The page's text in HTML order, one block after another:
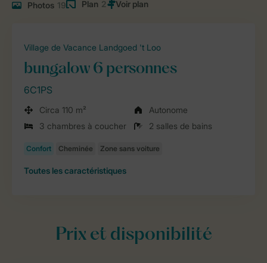
Photos 19 Plan 2
Village de Vacance Landgoed 't Loo
bungalow 6 personnes
6C1PS
Circa 110 m²
Autonome
3 chambres à coucher
2 salles de bains
Toutes les caractéristiques
Prix et disponibilité